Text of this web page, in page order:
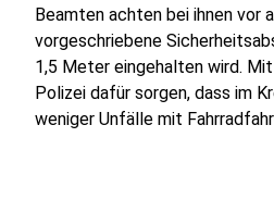
Beamten achten bei ihnen vor
vorgeschriebene
1,5 Meter eingehalten wird.
Polizei dafür sorgen, dass im
weniger Unfälle mit